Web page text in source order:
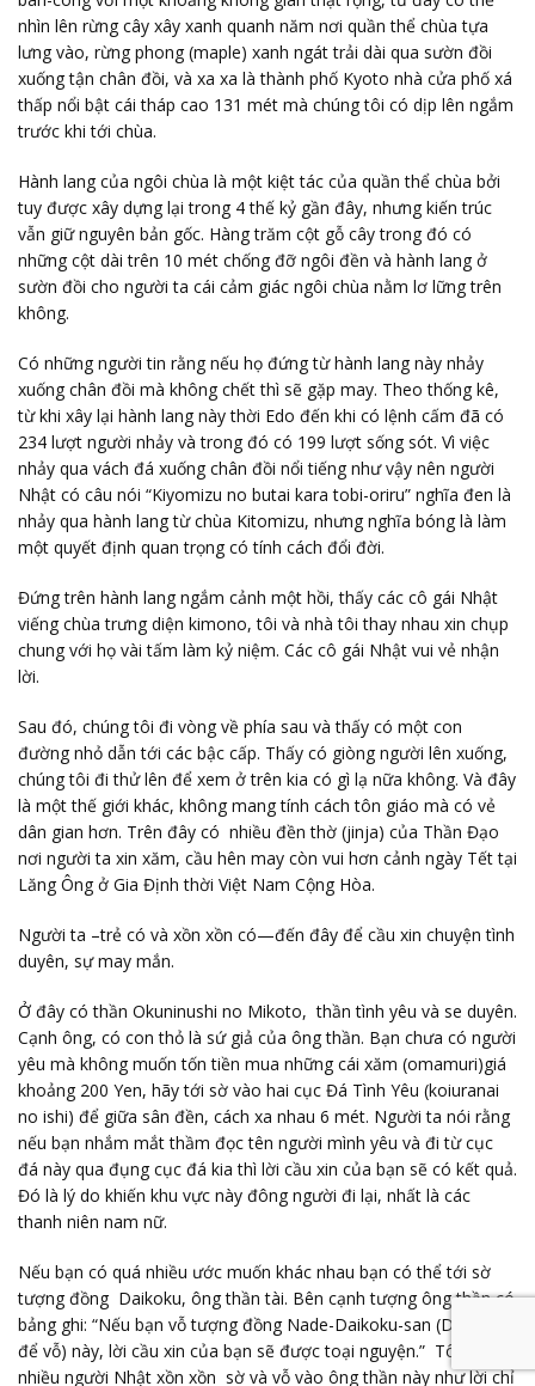
nhìn lên rừng cây xây xanh quanh năm nơi quần thể chùa tựa
lưng vào, rừng phong (maple) xanh ngát trải dài qua sườn đồi
xuống tận chân đồi, và xa xa là thành phố Kyoto nhà cửa phố xá
thấp nổi bật cái tháp cao 131 mét mà chúng tôi có dịp lên ngắm
trước khi tới chùa.
Hành lang của ngôi chùa là một kiệt tác của quần thể chùa bởi
tuy được xây dựng lại trong 4 thế kỷ gần đây, nhưng kiến trúc
vẫn giữ nguyên bản gốc. Hàng trăm cột gỗ cây trong đó có
những cột dài trên 10 mét chống đỡ ngôi đền và hành lang ở
sườn đồi cho người ta cái cảm giác ngôi chùa nằm lơ lững trên
không.
Có những người tin rằng nếu họ đứng từ hành lang này nhảy
xuống chân đồi mà không chết thì sẽ gặp may. Theo thống kê,
từ khi xây lại hành lang này thời Edo đến khi có lệnh cấm đã có
234 lượt người nhảy và trong đó có 199 lượt sống sót. Vì việc
nhảy qua vách đá xuống chân đồi nổi tiếng như vậy nên người
Nhật có câu nói “Kiyomizu no butai kara tobi-oriru” nghĩa đen là
nhảy qua hành lang từ chùa Kitomizu, nhưng nghĩa bóng là làm
một quyết định quan trọng có tính cách đổi đời.
Đứng trên hành lang ngắm cảnh một hồi, thấy các cô gái Nhật
viếng chùa trưng diện kimono, tôi và nhà tôi thay nhau xin chụp
chung với họ vài tấm làm kỷ niệm. Các cô gái Nhật vui vẻ nhận
lời.
Sau đó, chúng tôi đi vòng về phía sau và thấy có một con
đường nhỏ dẫn tới các bậc cấp. Thấy có giòng người lên xuống,
chúng tôi đi thử lên để xem ở trên kia có gì lạ nữa không. Và đây
là một thế giới khác, không mang tính cách tôn giáo mà có vẻ
dân gian hơn. Trên đây có nhiều đền thờ (jinja) của Thần Đạo
nơi người ta xin xăm, cầu hên may còn vui hơn cảnh ngày Tết tại
Lăng Ông ở Gia Định thời Việt Nam Cộng Hòa.
Người ta –trẻ có và xồn xồn có—đến đây để cầu xin chuyện tình
duyên, sự may mắn.
Ở đây có thần Okuninushi no Mikoto, thần tình yêu và se duyên.
Cạnh ông, có con thỏ là sứ giả của ông thần. Bạn chưa có người
yêu mà không muốn tốn tiền mua những cái xăm (omamuri)giá
khoảng 200 Yen, hãy tới sờ vào hai cục Đá Tình Yêu (koiuranai
no ishi) để giữa sân đền, cách xa nhau 6 mét. Người ta nói rằng
nếu bạn nhắm mắt thầm đọc tên người mình yêu và đi từ cục
đá này qua đụng cục đá kia thì lời cầu xin của bạn sẽ có kết quả.
Đó là lý do khiến khu vực này đông người đi lại, nhất là các
thanh niên nam nữ.
Nếu bạn có quá nhiều ước muốn khác nhau bạn có thể tới sờ
tượng đồng Daikoku, ông thần tài. Bên cạnh tượng ông thần có
bảng ghi: “Nếu bạn vỗ tượng đồng Nade-Daikoku-san (Daikoku
để vỗ) này, lời cầu xin của bạn sẽ được toại nguyện.” Tôi thấy
nhiều người Nhật xồn xồn sờ và vỗ vào ông thần này như lời chỉ